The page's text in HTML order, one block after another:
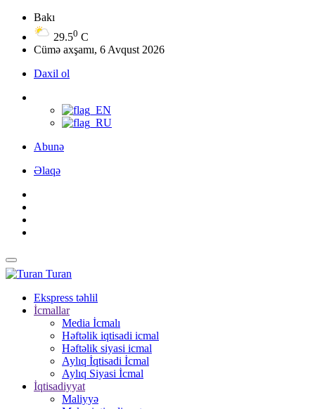
Bakı
29.50 C
Cümə axşamı, 6 Avqust 2026
Daxil ol
Abunə
Əlaqə
Turan
Ekspress təhlil
İcmallar
Media İcmalı
Həftəlik iqtisadi icmal
Həftəlik siyasi icmal
Aylıq İqtisadi İcmal
Aylıq Siyasi İcmal
İqtisadiyyat
Maliyyə